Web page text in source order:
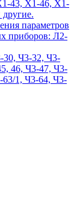
43, Х1-46, Х1-
параметров
приборов: Л2-
30, Ч3-32, Ч3-
46, Ч3-47, Ч3-
1, Ч3-64, Ч3-